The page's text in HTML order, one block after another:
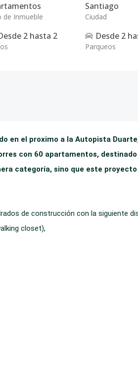
de Inmueble
Santiago
Ciudad
2hasta 2 Desde 2
Parqueos
en el proximo a la Autopista
con 60 apartamentos,
categoría, sino que este
de construcción con la siguiente
closet),